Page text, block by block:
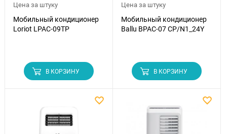
Цена за штуку
Мобильный кондиционер
Loriot LPAC-09TP
В КОРЗИНУ
Цена за штуку
Мобильный кондиционер
Ballu BPAC-07 CP/N1_24Y
В КОРЗИНУ